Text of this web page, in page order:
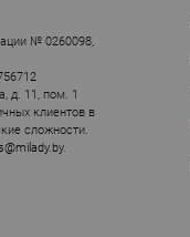
№ 0260098,
д. 11, пом. 1
клиентов в
сложности.
.